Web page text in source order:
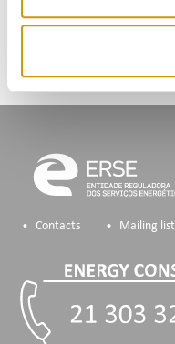
Contacts Mailing list